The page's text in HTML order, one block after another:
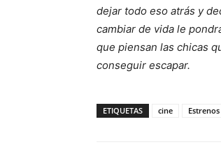
dejar todo eso atrás y
cambiar de vida le
que piensan las chicas
conseguir escapar.
ETIQUETAS cine Estrenos